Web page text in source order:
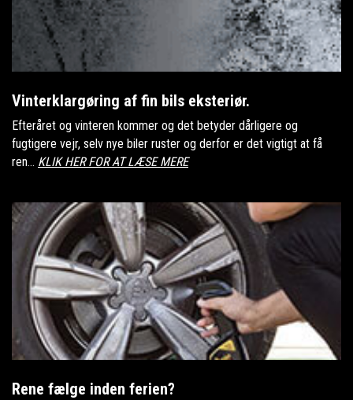
Vinterklargøring af fin bils eksteriør.
Efteråret og vinteren kommer og det betyder dårligere og
fugtigere vejr, selv nye biler ruster og derfor er det vigtigt at få
ren... KLIK HER FOR AT LÆSE MERE
Rene fælge inden ferien?